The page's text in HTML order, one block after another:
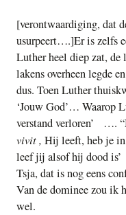
[verontwaardiging, dat
usurpeert….]Er is zelfs
Luther heel diep zat, de
lakens overheen legde
dus. Toen Luther
‘Jouw God’… Waarop
verstand verloren’ ….
vivit, Hij leeft, heb je
leef jij alsof hij dood is’
Tsja, dat is nog eens
Van de dominee zou ik
wel.